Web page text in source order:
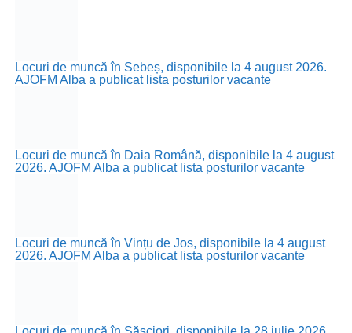
Locuri de muncă în Sebeș, disponibile la 4 august 2026.
AJOFM Alba a publicat lista posturilor vacante
Locuri de muncă în Daia Română, disponibile la 4 august
2026. AJOFM Alba a publicat lista posturilor vacante
Locuri de muncă în Vințu de Jos, disponibile la 4 august
2026. AJOFM Alba a publicat lista posturilor vacante